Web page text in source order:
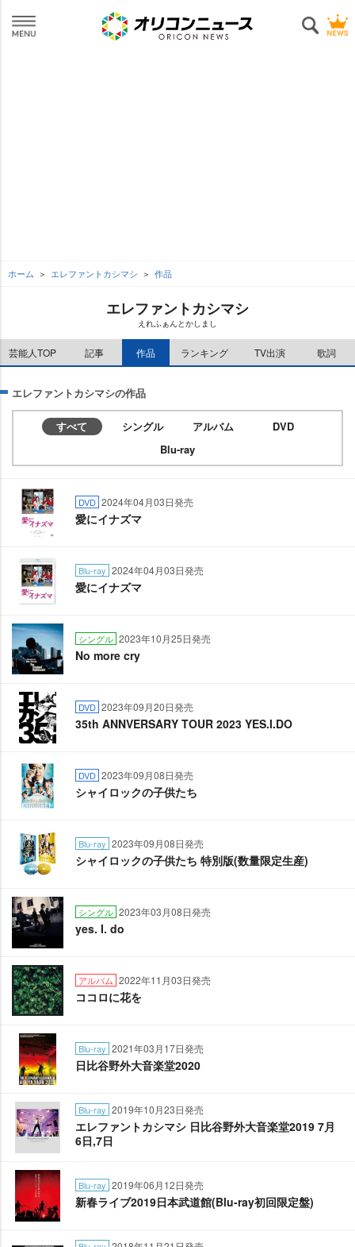
ホーム エレファントカシマシ 作品
エレファントカシマシ
えれふぁんとかしまし
芸能人TOP 記事 作品 ランキング TV出演 歌詞
エレファントカシマシの作品
すべて シングル アルバム
DVD
Blu-ray
DVD 2024年04月03日発売
愛にイナズマ
Blu-ray 2024年04月03日発売
愛にイナズマ
シングル 2023年10月25日発売
No more cry
DVD 2023年09月20日発売
35th ANNVERSARY TOUR 2023 YES.I.DO
DVD 2023年09月08日発売
シャイロックの子供たち
Blu-ray 2023年09月08日発売
シャイロックの子供たち 特別版(数量限定生産)
シングル 2023年03月08日発売
yes. I. do
アルバム 2022年11月03日発売
ココロに花を
Blu-ray 2021年03月17日発売
日比谷野外大音楽堂2020
Blu-ray 2019年10月23日発売
エレファントカシマシ 日比谷野外大音楽堂2019 7月
6日,7日
Blu-ray 2019年06月12日発売
新春ライブ2019日本武道館(Blu-ray初回限定盤)